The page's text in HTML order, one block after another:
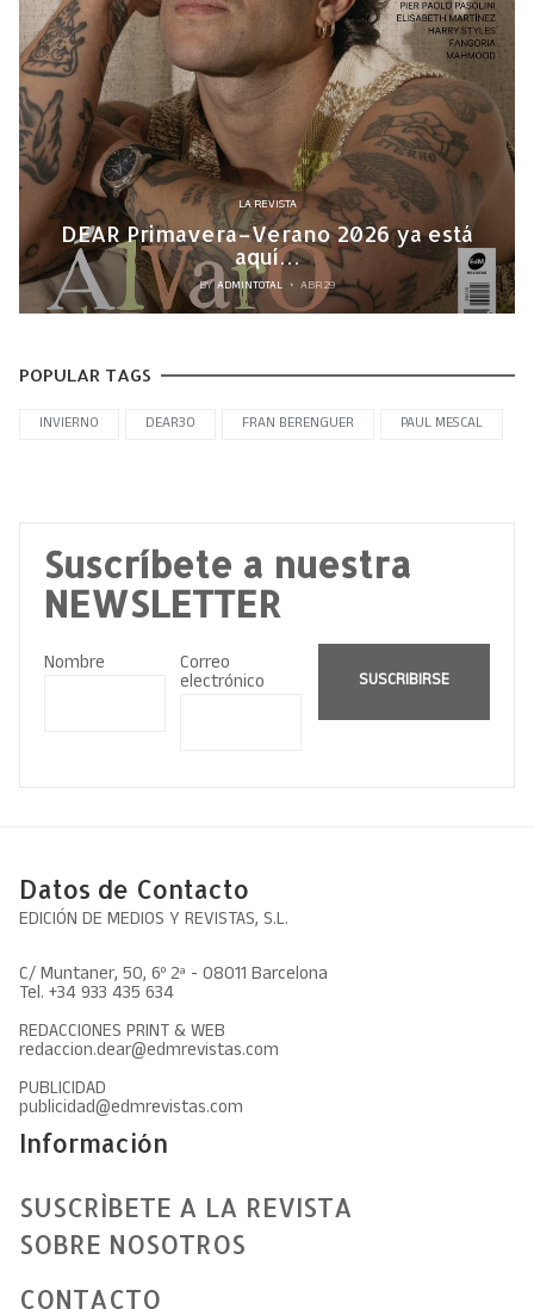
LA REVISTA
DEAR Primavera–Verano 2026 ya está
aquí…
BYADMINTOTAL ABR 29
POPULAR TAGS
INVIERNO DEAR30 FRAN BERENGUER PAUL MESCAL
Suscríbete a nuestra
NEWSLETTER
Nombre Correo
electrónico SUSCRIBIRSE
Datos de Contacto
EDICIÓN DE MEDIOS Y REVISTAS, S.L.
C/ Muntaner, 50, 6º 2ª - 08011 Barcelona
Tel. +34 933 435 634
REDACCIONES PRINT & WEB
redaccion.dear@edmrevistas.com
PUBLICIDAD
publicidad@edmrevistas.com
Información
SUSCRÌBETE A LA REVISTA
SOBRE NOSOTROS
CONTACTO